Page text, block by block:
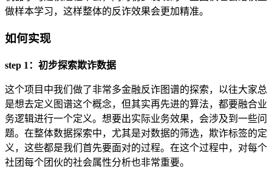
做样本学习，这样整体的反诈效果会更加精准。
如何实现
step 1：初步探索欺诈数据
这个项目中我们做了非常多金融反诈图谱的探索，以往大家总
是想去定义图谱这个概念，但其实再先进的算法，都要融合业
务逻辑进行一个定义。想要出实际业务效果，会涉及到一些问
题。在整体数据探索中，尤其是对数据的筛选，欺诈标签的定
义，这些都是我们首先要面对的过程。在这个过程中，对每个
社团每个团伙的社会属性分析也非常重要。